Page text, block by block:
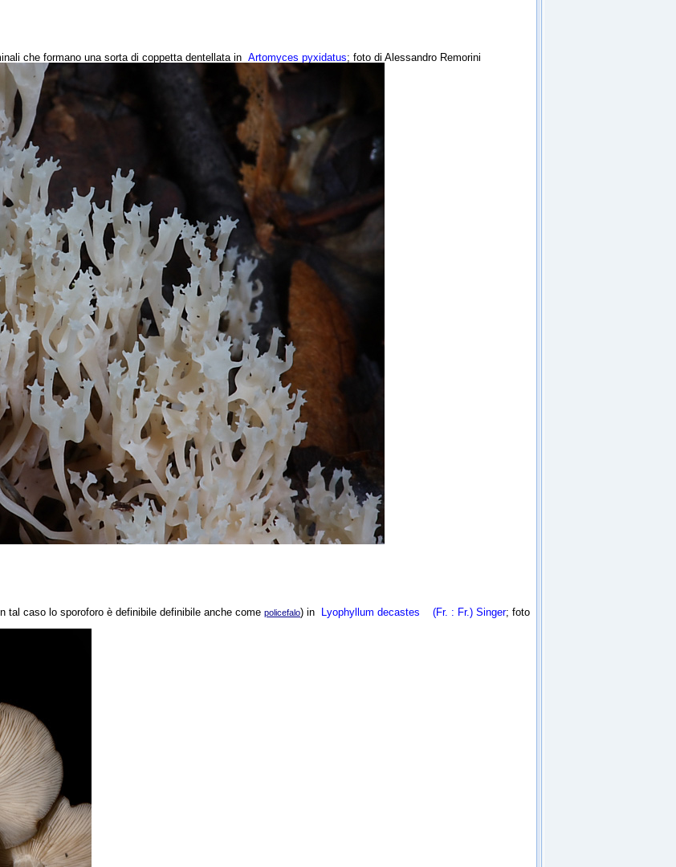
che formano una sorta di coppetta dentellata in Artomyces pyxidatus; foto di Alessandro Remorini
tal caso lo sporoforo è definibile definibile anche come policefalo) in Lyophyllum decastes (Fr. : Fr.) Singer; foto